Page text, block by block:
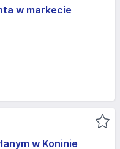
w markecie
w Koninie